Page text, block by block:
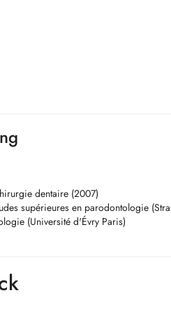
dentaire (2007)
supérieures en parodontologie
(Université d'Évry Paris)